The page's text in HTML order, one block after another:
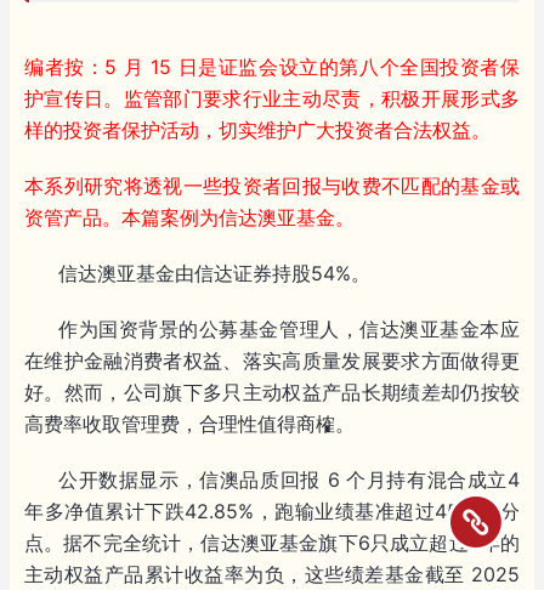
编者按：5 月 15 日是证监会设立的第八个全国投资者保
护宣传日。监管部门要求行业主动尽责，积极开展形式多
样的投资者保护活动，切实维护广大投资者合法权益。
本系列研究将透视一些投资者回报与收费不匹配的基金或
资管产品。本篇案例为信达澳亚基金。
信达澳亚基金由信达证券持股54%。
作为国资背景的公募基金管理人，信达澳亚基金本应
在维护金融消费者权益、落实高质量发展要求方面做得更
好。然而，公司旗下多只主动权益产品长期绩差却仍按较
高费率收取管理费，合理性值得商榷。
公开数据显示，信澳品质回报 6 个月持有混合成立4
年多净值累计下跌42.85%，跑输业绩基准超过45个百分
点。据不完全统计，信达澳亚基金旗下6只成立超过3年的
主动权益产品累计收益率为负，这些绩差基金截至 2025